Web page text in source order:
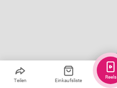
Teilen Einkaufsliste
Reels